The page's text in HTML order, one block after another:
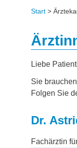
Start >
Liebe
Sie
Folgen Sie
Dr.
Fachärztin